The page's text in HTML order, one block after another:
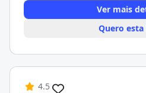
Ver mais
Quero esta
4.5